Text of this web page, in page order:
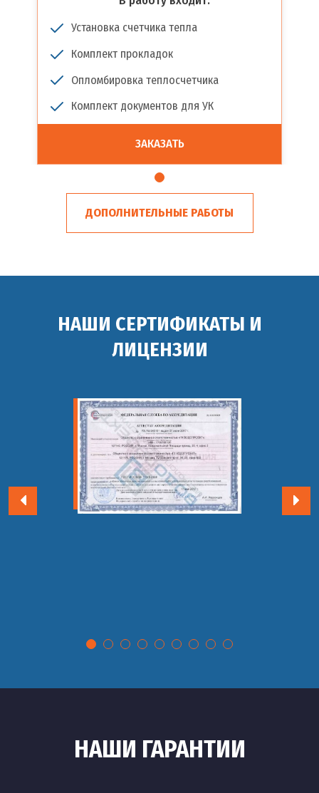
Установка счетчика тепла
Комплект прокладок
Опломбировка теплосчетчика
Комплект документов для УК
ЗАКАЗАТЬ
ДОПОЛНИТЕЛЬНЫЕ РАБОТЫ
НАШИ СЕРТИФИКАТЫ И
ЛИЦЕНЗИИ
НАШИ ГАРАНТИИ